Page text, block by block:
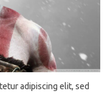
adipiscing elit, sed